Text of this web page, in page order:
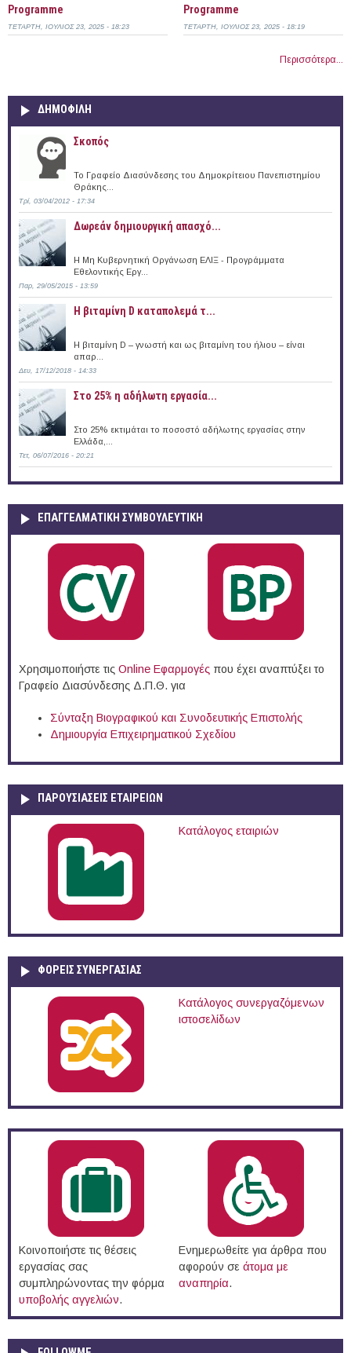
Programme
ΤΕΤΆΡΤΗ, ΙΟΎΛΙΟΣ 23, 2025 - 18:23
Programme
ΤΕΤΆΡΤΗ, ΙΟΎΛΙΟΣ 23, 2025 - 18:19
Περισσότερα...
ΔΗΜΟΦΙΛΗ
Σκοπός
Το Γραφείο Διασύνδεσης του Δημοκρίτειου Πανεπιστημίου
Θράκης...
Τρί, 03/04/2012 - 17:34
Δωρεάν δημιουργική απασχό...
Η Μη Κυβερνητική Οργάνωση ΕΛΙΞ - Προγράμματα
Εθελοντικής Εργ...
Παρ, 29/05/2015 - 13:59
Η βιταμίνη D καταπολεμά τ...
Η βιταμίνη D – γνωστή και ως βιταμίνη του ήλιου – είναι
απαρ...
Δευ, 17/12/2018 - 14:33
Στο 25% η αδήλωτη εργασία...
Στο 25% εκτιμάται το ποσοστό αδήλωτης εργασίας στην
Ελλάδα,...
Τετ, 06/07/2016 - 20:21
ΕΠΑΓΓΕΛΜΑΤΙΚΉ ΣΥΜΒΟΥΛΕΥΤΙΚΉ
Χρησιμοποιήστε τις Online Eφαρμογές που έχει αναπτύξει το
Γραφείο Διασύνδεσης Δ.Π.Θ. για
Σύνταξη Βιογραφικού και Συνοδευτικής Επιστολής
Δημιουργία Επιχειρηματικού Σχεδίου
ΠΑΡΟΥΣΙΆΣΕΙΣ ΕΤΑΙΡΕΙΏΝ
Κατάλογος εταιριών
ΦΟΡΕΙΣ ΣΥΝΕΡΓΑΣΙΑΣ
Κατάλογος συνεργαζόμενων
ιστοσελίδων
Κοινοποιήστε τις θέσεις
εργασίας σας
συμπληρώνοντας την φόρμα
υποβολής αγγελιών.
Ενημερωθείτε για άρθρα που
αφορούν σε άτομα με
αναπηρία.